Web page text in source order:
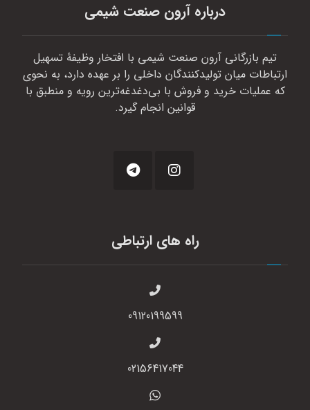
درباره آرون صنعت شیمی
تیم بازرگانی آرون صنعت شیمی با افتخار وظیفهٔ تسهیل
ارتباطات میان تولیدکنندگان داخلی را بر عهده دارد، به نحوی
که عملیات خرید و فروش با بی‌دغدغه‌ترین رویه و منطبق با
قوانین انجام گیرد.
راه های ارتباطی
09120199599
02156417044